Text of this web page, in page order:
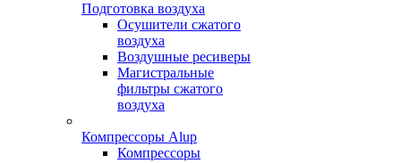
Подготовка воздуха
Осушители сжатого
воздуха
Воздушные ресиверы
Магистральные
фильтры сжатого
воздуха
Компрессоры Alup
Компрессоры